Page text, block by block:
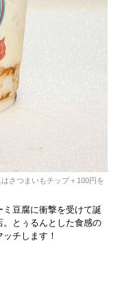
さつまいもチップ＋100円を
豆腐に衝撃を受けて誕
とぅるんとした食感の
チします！